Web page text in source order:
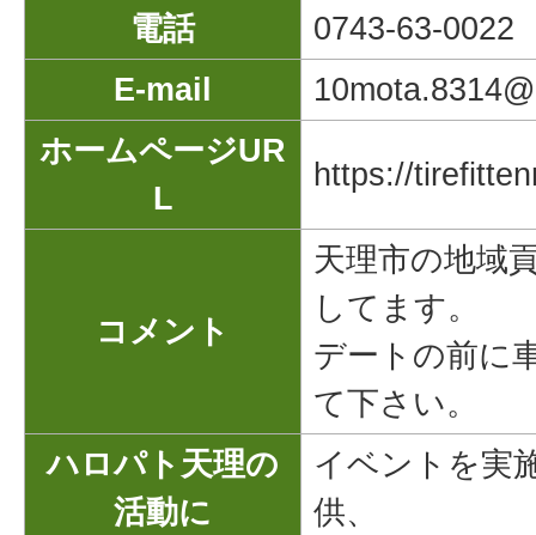
電話
0743-63-0022
E-mail
ホームページUR
L
https://
コメント
天理市の地域
してます。
デートの前に
て下さい。
ハロパト天理の
活動に
イベントを実
供、